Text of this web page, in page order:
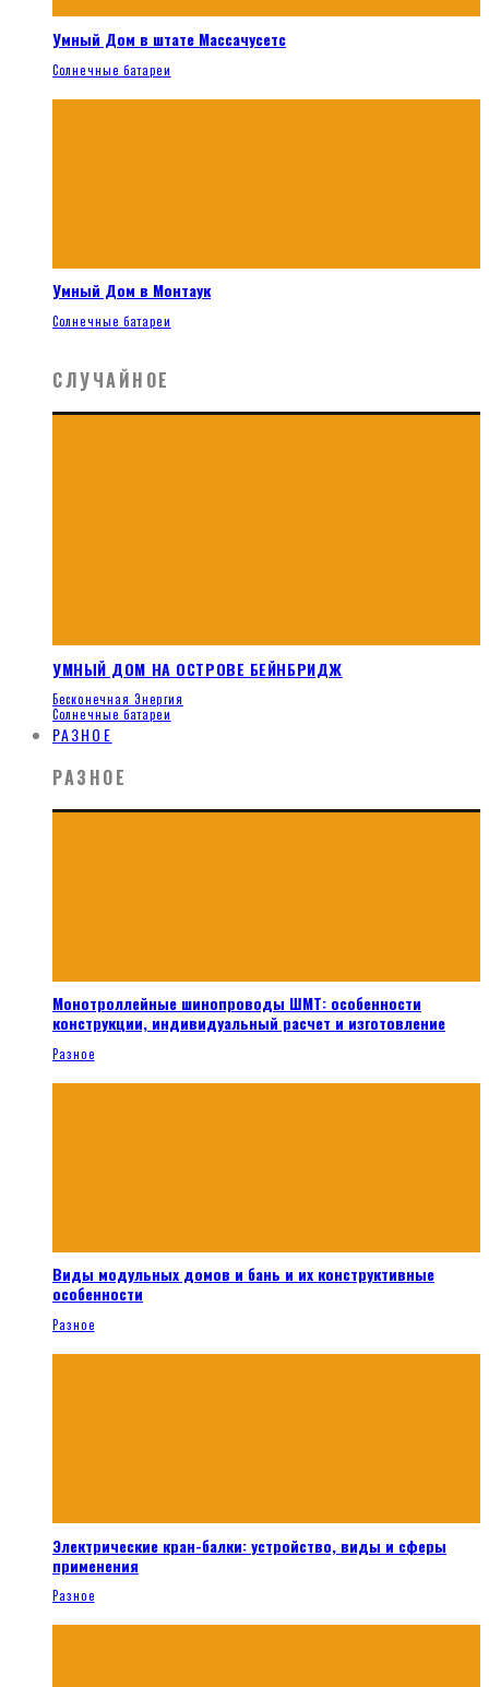
Умный Дом в штате Массачусетс
Солнечные батареи
Умный Дом в Монтаук
Солнечные батареи
СЛУЧАЙНОЕ
УМНЫЙ ДОМ НА ОСТРОВЕ БЕЙНБРИДЖ
Бесконечная Энергия
Солнечные батареи
РАЗНОЕ
РАЗНОЕ
Монотроллейные шинопроводы ШМТ: особенности
конструкции, индивидуальный расчет и изготовление
Разное
Виды модульных домов и бань и их конструктивные
особенности
Разное
Электрические кран-балки: устройство, виды и сферы
применения
Разное